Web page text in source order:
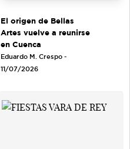
El origen de Bellas
Artes vuelve a reunirse
en Cuenca
Eduardo M. Crespo -
11/07/2026